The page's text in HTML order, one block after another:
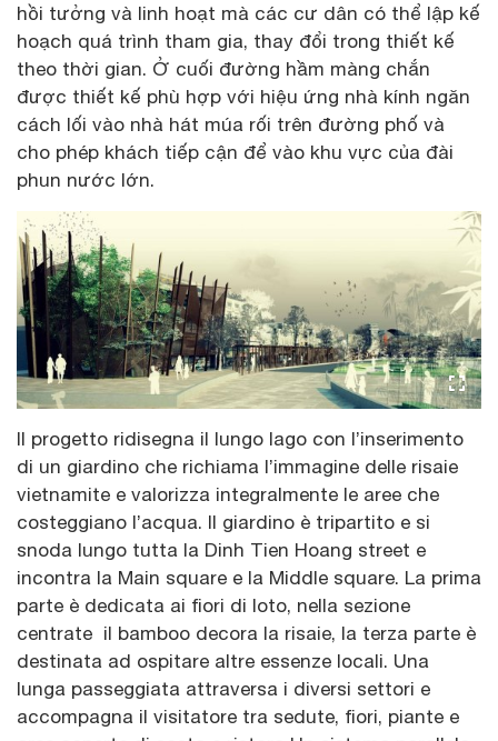
hồi tưởng và linh hoạt mà các cư dân có thể lập kế
hoạch quá trình tham gia, thay đổi trong thiết kế
theo thời gian. Ở cuối đường hầm màng chắn
được thiết kế phù hợp với hiệu ứng nhà kính ngăn
cách lối vào nhà hát múa rối trên đường phố và
cho phép khách tiếp cận để vào khu vực của đài
phun nước lớn.
Il progetto ridisegna il lungo lago con l’inserimento
di un giardino che richiama l’immagine delle risaie
vietnamite e valorizza integralmente le aree che
costeggiano l’acqua. Il giardino è tripartito e si
snoda lungo tutta la Dinh Tien Hoang street e
incontra la Main square e la Middle square. La prima
parte è dedicata ai fiori di loto, nella sezione
centrate il bamboo decora la risaie, la terza parte è
destinata ad ospitare altre essenze locali. Una
lunga passeggiata attraversa i diversi settori e
accompagna il visitatore tra sedute, fiori, piante e